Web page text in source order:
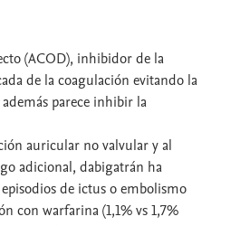
(ACOD), inhibidor de la
de la coagulación evitando la
parece inhibir la
auricular no valvular y al
adicional, dabigatrán ha
de ictus o embolismo
con warfarina (1,1% vs 1,7%